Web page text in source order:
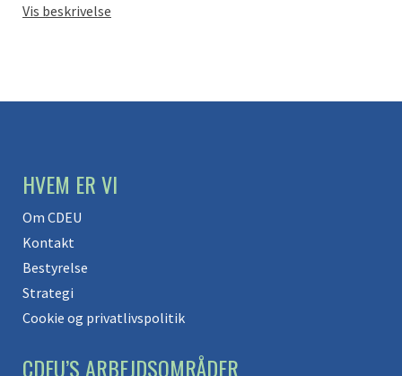
Vis beskrivelse
HVEM ER VI
Om CDEU
Kontakt
Bestyrelse
Strategi
Cookie og privatlivspolitik
CDEU’S ARBEJDSOMRÅDER